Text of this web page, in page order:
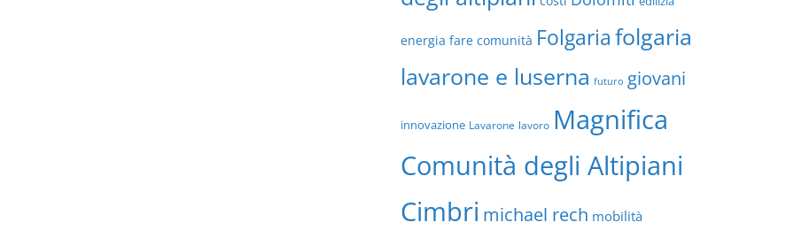
energia fare comunità Folgariafolgaria
lavarone e luserna futuro giovani
innovazione Lavarone lavoro Magnifica
Comunità degli Altipiani
Cimbri michael rech mobilità